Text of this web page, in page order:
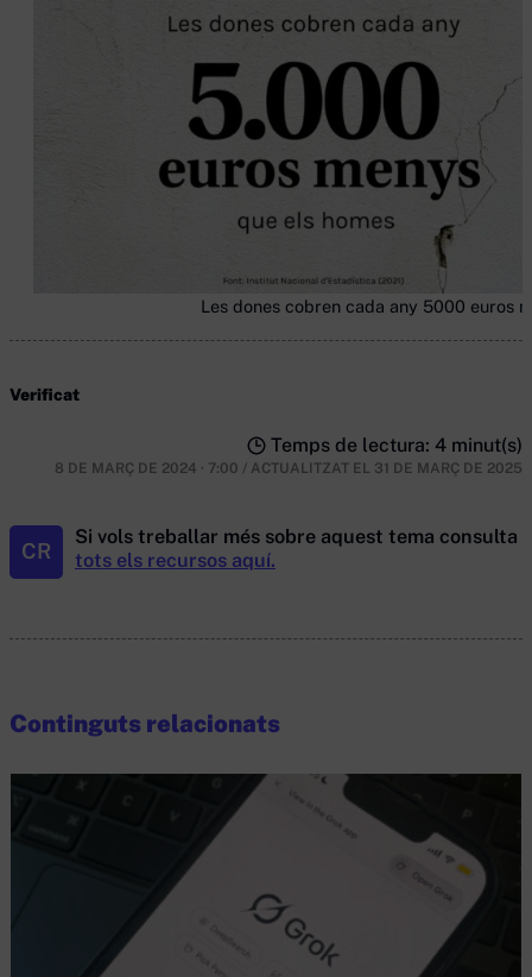
Les dones cobren cada any 5000 euros
Verificat
Temps de lectura: 4 minut(s)
8 DE MARÇ DE 2024 · 7:00 / ACTUALITZAT EL 31 DE MARÇ DE 2025
CR
Si vols treballar més sobre aquest tema consulta
tots els recursos aquí.
Continguts relacionats